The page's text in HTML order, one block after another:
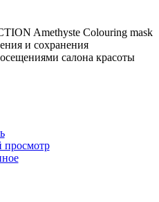
Amethyste Colouring mask
и сохранения
салона красоты
просмотр